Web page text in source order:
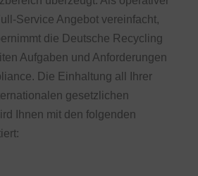
Service Angebot vereinfacht,
die Deutsche Recycling
Aufgaben und Anforderungen
Die Einhaltung all Ihrer
gesetzlichen
Ihnen mit den folgenden